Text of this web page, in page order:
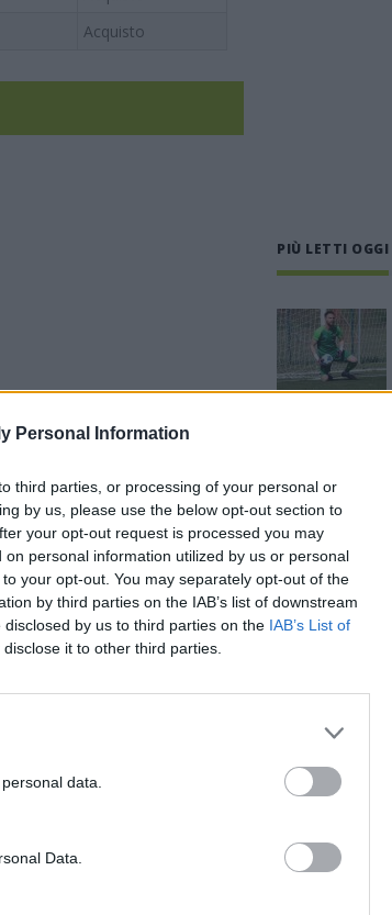
Personal Information
third parties, or processing of your personal or
by us, please use the below opt-out section to
your opt-out request is processed you may
personal information utilized by us or personal
your opt-out. You may separately opt-out of the
by third parties on the IAB’s list of downstream
by us to third parties on the IAB’s List of
it to other third parties.
data.
Data.
Acquisto
PIÙ LETTI OGGI